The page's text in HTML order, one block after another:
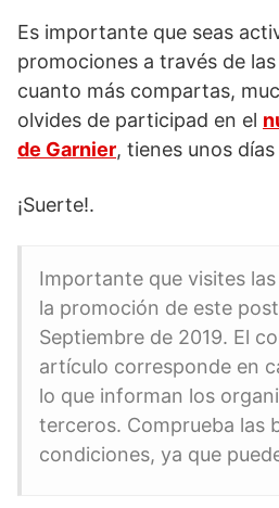
Es importante que seas
promociones a través de
cuanto más compartas,
olvides de participad en el
de Garnier, tienes unos
¡Suerte!.
Importante que visites
la promoción de este
Septiembre de 2019. El
artículo corresponde en
lo que informan los
terceros. Comprueba las
condiciones, ya que